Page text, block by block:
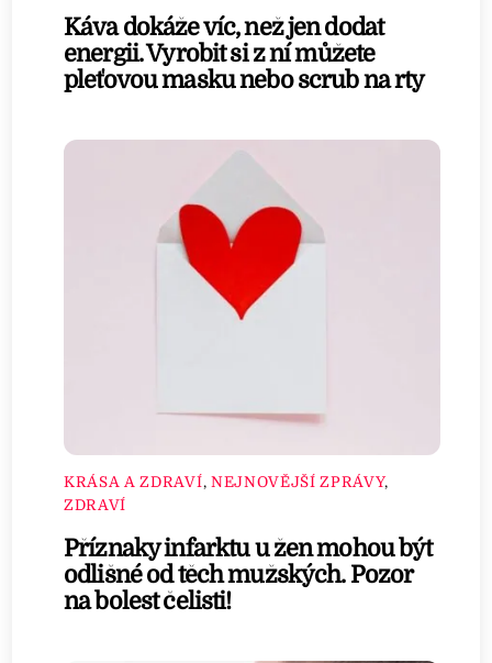
Káva dokáže víc, než jen dodat
energii. Vyrobit si z ní můžete
pleťovou masku nebo scrub na rty
KRÁSA A ZDRAVÍ, NEJNOVĚJŠÍ ZPRÁVY,
ZDRAVÍ
Příznaky infarktu u žen mohou být
odlišné od těch mužských. Pozor
na bolest čelisti!